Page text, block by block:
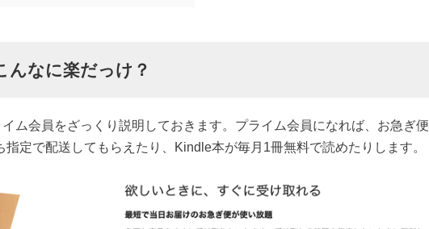
んなに楽だっけ？
ム会員をざっくり説明しておきます。プライム会員になれば、お急ぎ便
定で配送してもらえたり、Kindle本が毎月1冊無料で読めたりします。